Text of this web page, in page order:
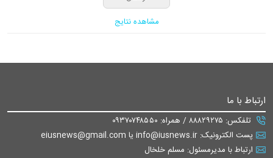
مشاهده نتایج
ارتباط با ما
تلفکس: ۸۸۸۲۹۲۷۵ / همراه: ۰۹۳۷۰۷۴۸۵۵۰
پست الکترونیک: info@iusnews.ir یا eiusnews@gmail.com
ارتباط با مدیرمسئول: مسلم خلخال